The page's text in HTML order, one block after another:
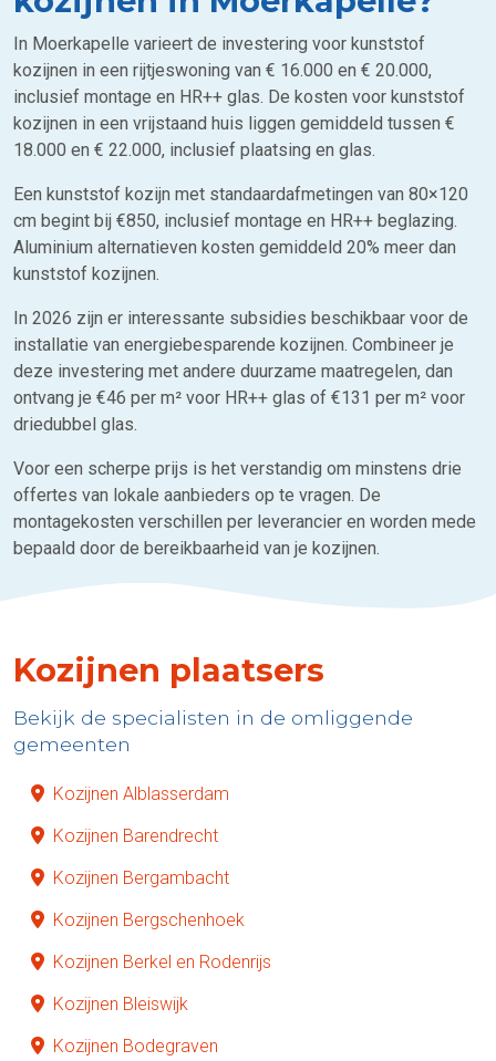
In Moerkapelle varieert de investering voor kunststof
kozijnen in een rijtjeswoning van € 16.000 en € 20.000,
inclusief montage en HR++ glas. De kosten voor kunststof
kozijnen in een vrijstaand huis liggen gemiddeld tussen €
18.000 en € 22.000, inclusief plaatsing en glas.
Een kunststof kozijn met standaardafmetingen van 80×120
cm begint bij €850, inclusief montage en HR++ beglazing.
Aluminium alternatieven kosten gemiddeld 20% meer dan
kunststof kozijnen.
In 2026 zijn er interessante subsidies beschikbaar voor de
installatie van energiebesparende kozijnen. Combineer je
deze investering met andere duurzame maatregelen, dan
ontvang je €46 per m² voor HR++ glas of €131 per m² voor
driedubbel glas.
Voor een scherpe prijs is het verstandig om minstens drie
offertes van lokale aanbieders op te vragen. De
montagekosten verschillen per leverancier en worden mede
bepaald door de bereikbaarheid van je kozijnen.
Kozijnen plaatsers
Bekijk de specialisten in de omliggende
gemeenten
Kozijnen Alblasserdam
Kozijnen Barendrecht
Kozijnen Bergambacht
Kozijnen Bergschenhoek
Kozijnen Berkel en Rodenrijs
Kozijnen Bleiswijk
Kozijnen Bodegraven